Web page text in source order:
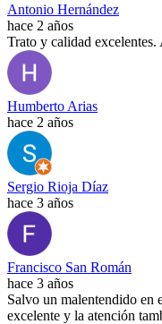
Antonio Hernández
hace 2 años
Trato y calidad excelentes.
Humberto Arias
hace 2 años
Sergio Rioja Díaz
hace 3 años
Francisco San Román
hace 3 años
Salvo un malentendido en
excelente y la atención